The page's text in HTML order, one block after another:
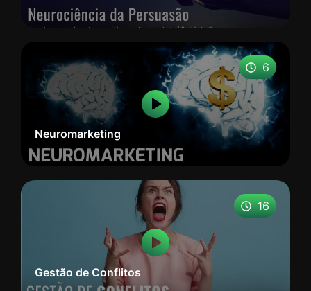
6
Neuromarketing
16
Gestão de Conflitos